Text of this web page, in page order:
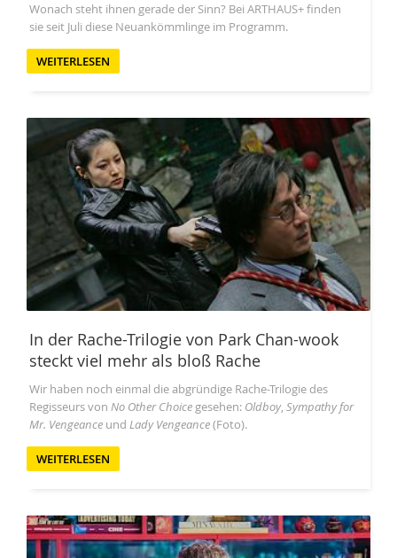
Wonach steht ihnen gerade der Sinn? Bei ARTHAUS+ finden
sie seit Juli diese Neuankömmlinge im Programm.
WEITERLESEN
In der Rache-Trilogie von Park Chan-wook
steckt viel mehr als bloß Rache
Wir haben noch einmal die abgründige Rache-Trilogie des
Regisseurs von No Other Choice gesehen: Oldboy, Sympathy for
Mr. Vengeance und Lady Vengeance(Foto).
WEITERLESEN